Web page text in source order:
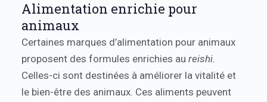
Alimentation enrichie pour
animaux
Certaines marques d’alimentation pour animaux
proposent des formules enrichies aureishi.
Celles-ci sont destinées à améliorer la vitalité et
le bien-être des animaux. Ces aliments peuvent